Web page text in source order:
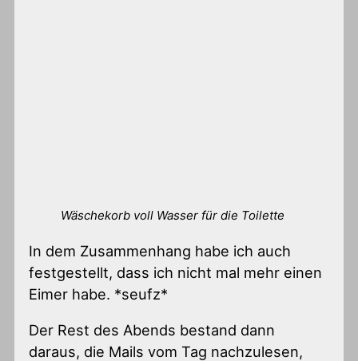
Wäschekorb voll Wasser für die Toilette
In dem Zusammenhang habe ich auch
festgestellt, dass ich nicht mal mehr einen
Eimer habe. *seufz*
Der Rest des Abends bestand dann
daraus, die Mails vom Tag nachzulesen,